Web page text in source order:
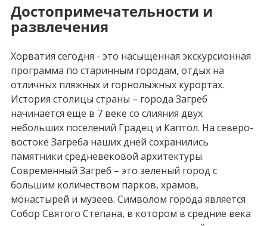
Достопримечательности и
развлечения
Хорватия сегодня - это насыщенная экскурсионная
программа по старинным городам, отдых на
отличных пляжных и горнолыжных курортах.
История столицы страны – города Загреб
начинается еще в 7 веке со слияния двух
небольших поселений Градец и Каптол. На северо-
востоке Загреба наших дней сохранились
памятники средневековой архитектуры.
Современный Загреб – это зеленый город с
большим количеством парков, храмов,
монастырей и музеев. Символом города является
Собор Святого Степана, в котором в средние века